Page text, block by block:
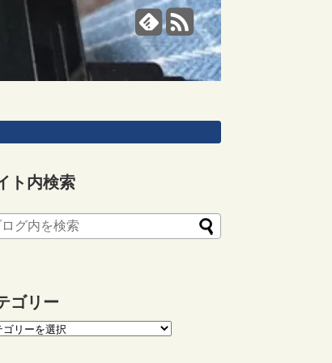
ト内検索
ゴリー